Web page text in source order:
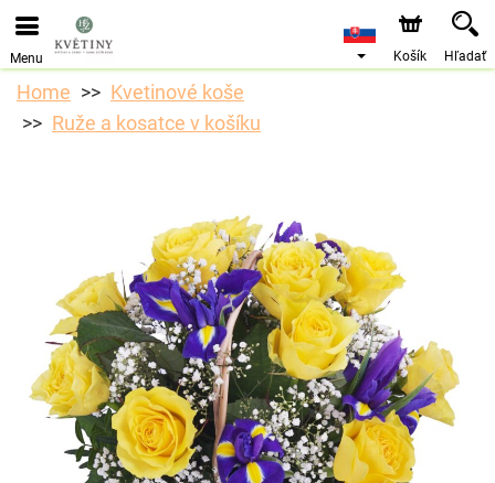
Objednávky prijímame prostredníctvom nášho e-shopu.
Najskorší možný termín doručenia je od 10.8.2026 z
Menu Košík Hľadať
Home
Kvetinové koše
Ruže a kosatce v košíku